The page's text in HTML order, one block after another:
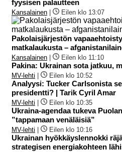
fyysisen palautteen
Kansalainen Eilen klo 13:07
Pakolaisjärjestön
matkalaukusta –
Kansalainen Eilen klo 11:10
Pakina: Ukrainan sota jatkuu,
MV-lehti Eilen klo 10:52
Analyysi: Tucker Carlsonista
presidentti? | Tarik Cyril Amar
MV-lehti Eilen klo 10:35
Ukraina-agendaa tukeva
”tappamaan venäläisiä”
MV-lehti Eilen klo 10:16
Ukrainan hyökkäyslennokki
strategisen energiakohteen